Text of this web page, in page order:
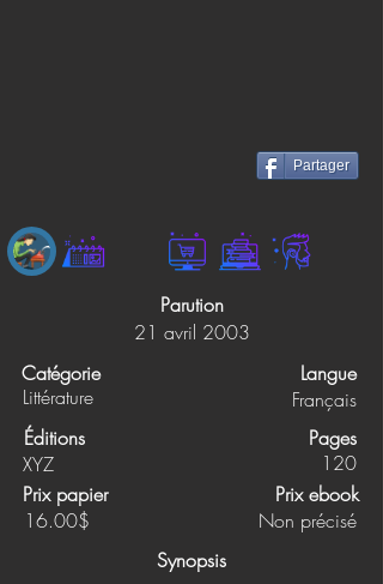
Partager
Parution
21 avril 2003
Catégorie
Littérature
Langue
Français
Éditions
XYZ
Pages
120
Prix papier
Prix ebook
16.00$
Non précisé
Synopsis